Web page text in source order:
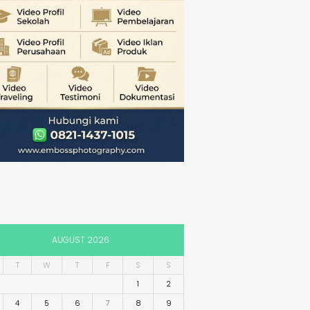
AUGUST 2026
T W T F S
S
1
2
4
5 6 7 8 9